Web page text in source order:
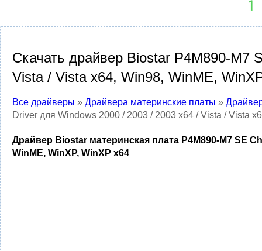
Скачать драйвер Biostar P4M890-M7
Vista / Vista x64, Win98, WinME,
Все драйверы » Драйвера материнские платы »
Driver для Windows 2000 / 2003 / 2003 x64 / Vista / Vista
Драйвер Biostar материнская плата P4M890-M7 SE
WinME, WinXP, WinXP x64